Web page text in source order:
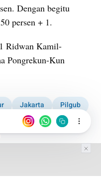
Dengan begitu
persen + 1.
Ridwan Kamil-
Pongrekun-Kun
Jakarta
Pilgub
Pilkada